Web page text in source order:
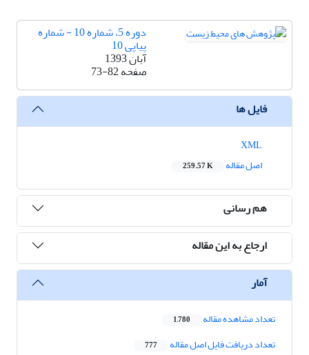
دوره 5، شماره 10 - شماره
پیاپی 10
آبان 1393
صفحه73-82
فایل ها
اصل مقاله
259.57 K
هم رسانی
ارجاع به این مقاله
آمار
تعداد مشاهده مقاله 1,780
تعداد دریافت فایل اصل مقاله 777